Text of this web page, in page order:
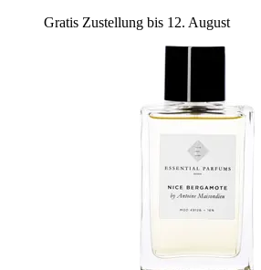
Gratis Zustellung bis 12. August